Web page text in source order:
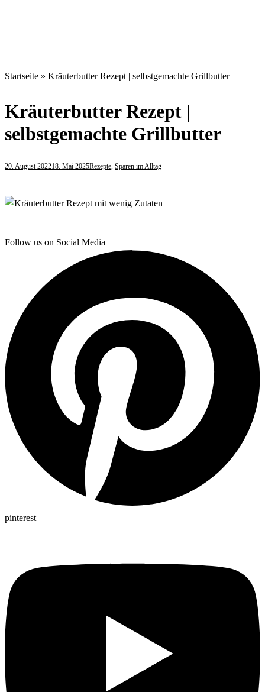
Startseite » Kräuterbutter Rezept | selbstgemachte Grillbutter
Kräuterbutter Rezept |
selbstgemachte Grillbutter
20. August 202218. Mai 2025Rezepte, Sparen im Alltag
Follow us on Social Media
pinterest